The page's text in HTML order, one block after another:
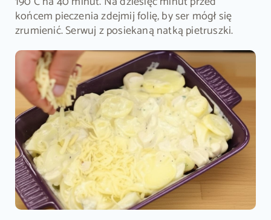
końcem pieczenia zdejmij folię, by ser mógł się
zrumienić. Serwuj z posiekaną natką pietruszki.